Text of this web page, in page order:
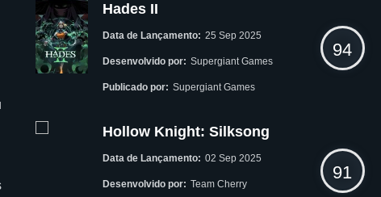
Hades II
Data de Lançamento: 25 Sep 2025
Desenvolvido por: Supergiant Games
Publicado por: Supergiant Games
94
Hollow Knight: Silksong
Data de Lançamento: 02 Sep 2025
Desenvolvido por: Team Cherry
91